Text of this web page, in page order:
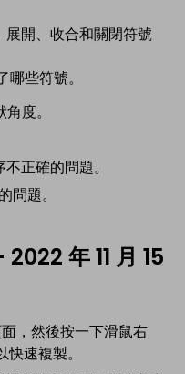
展開、收合和關閉符號
些符號。
度。
正確的問題。
問題。
年 11 月 15
，然後按一下滑鼠右
速複製。